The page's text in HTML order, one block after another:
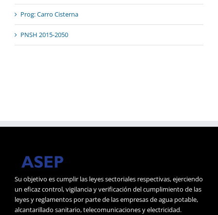
Prog: Carro Cisterna
PNSH 2015-2050
Su objetivo es cumplir las leyes sectoriales respectivas, ejerciendo
un eficaz control, vigilancia y verificación del cumplimiento de las
leyes y reglamentos por parte de las empresas de agua potable,
alcantarillado sanitario, telecomunicaciones y electricidad.